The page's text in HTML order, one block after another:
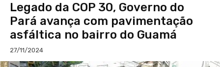
Legado da COP 30, Governo do
Pará avança com pavimentação
asfáltica no bairro do Guamá
27/11/2024